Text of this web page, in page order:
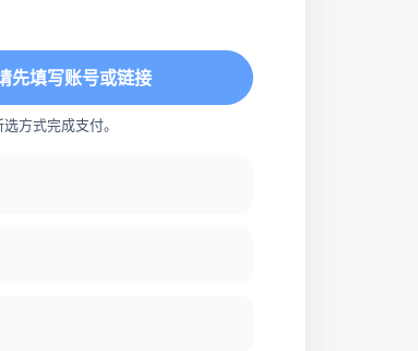
先填写账号或链接
方式完成支付。